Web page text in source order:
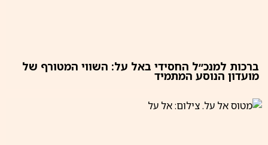
ברכות למנכ״ל החסידי באל על: השווי המטורף של
מועדון הנוסע המתמיד